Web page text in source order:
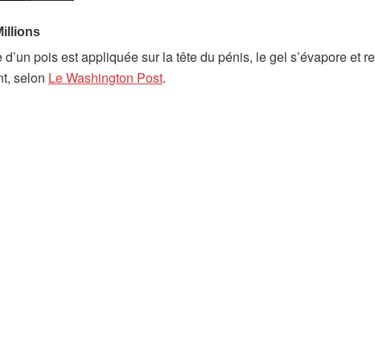
pois est appliquée sur la tête du pénis, le gel s’évapore et
selon Le Washington Post.